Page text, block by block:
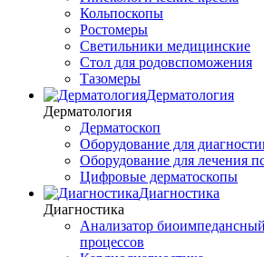
Кольпоскопы
Ростомеры
Светильники медицинские
Стол для родовспоможения
Тазомеры
Дерматология
Дерматология
Дерматоскоп
Оборудование для
Оборудование для лечения
Цифровые дерматоскопы
Диагностика
Диагностика
Анализатор
процессов